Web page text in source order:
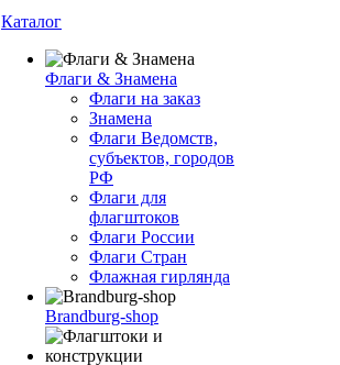
Каталог
Флаги & Знамена
Флаги на заказ
Знамена
Флаги Ведомств,
субъектов, городов
РФ
Флаги для
флагштоков
Флаги России
Флаги Стран
Флажная гирлянда
Brandburg-shop